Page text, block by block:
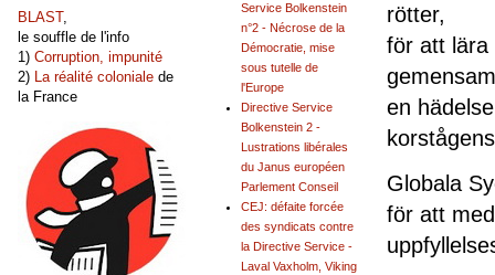
rötter,
för att lära
en
Globala
för att
Service Bolkenstein
n°2 - Nécrose de la
Démocratie, mise
sous tutelle de
l'Europe
Directive Service
Bolkenstein 2 -
Lustrations libérales
du Janus européen
Parlement Conseil
CEJ: défaite forcée
des syndicats contre
la Directive Service -
Laval Vaxholm, Viking
BLAST,
le souffle de l'info
1) Corruption, impunité
2) La réalité coloniale de
la France